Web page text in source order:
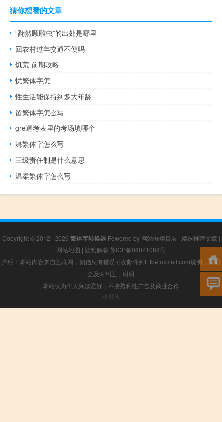
猜你想看的文章
“翻然顾雕虫”的出处是哪里
回农村过年交通不便吗
饥荒 前期攻略
忧繁体字怎
性生活能保持到多大年龄
留繁体字怎么写
gre退考表里的考场填哪个
舞繁体字怎么写
三级责任制是什么意思
温柔繁体字怎么写
Copyright © 2012 - 2026 繁体字转换器Powered by 网站分类目录 | 精选推荐文章 |
网站地图 | 疑难解答 苏ICP备08021088号
声明：本站内容来自互联网，如信息有错误可发邮件到f_fb#foxmail.com说明，我们
会及时纠正，谢谢
本站仅为个人兴趣爱好，不接盈利性广告及商业合作
小男孩